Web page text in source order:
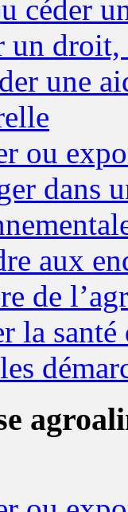
céder
un droit,
une
ou
dans
aux
de
la